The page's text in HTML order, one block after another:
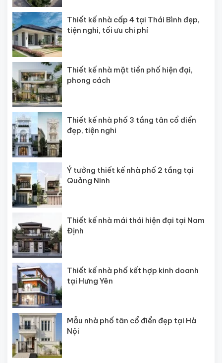
Thiết kế nhà cấp 4 tại Thái Bình đẹp,
tiện nghi, tối ưu chi phí
Thiết kế nhà mặt tiền phố hiện đại,
phong cách
Thiết kế nhà phố 3 tầng tân cổ điển
đẹp, tiện nghi
Ý tưởng thiết kế nhà phố 2 tầng tại
Quảng Ninh
Thiết kế nhà mái thái hiện đại tại Nam
Định
Thiết kế nhà phố kết hợp kinh doanh
tại Hưng Yên
Mẫu nhà phố tân cổ điển đẹp tại Hà
Nội